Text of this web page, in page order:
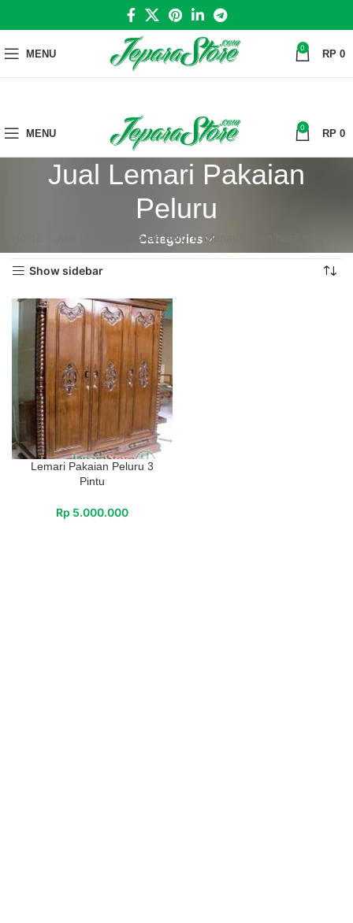
MENU 0 RP 0
MENU 0 RP 0
Jual Lemari Pakaian
Peluru
Categories
Jual Lemari Pakaian Peluru Menampilkan hasil tunggal
Show sidebar
Lemari Pakaian Peluru 3
Pintu
Rp 5.000.000